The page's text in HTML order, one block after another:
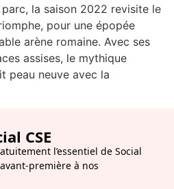
la saison 2022 revisite le
pour une épopée
arène romaine. Avec ses
assises, le mythique
peau neuve avec la
CSE
l’essentiel de Social
première à nos